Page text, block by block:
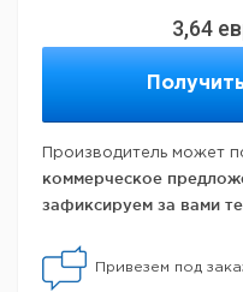
3,64
Производитель может
коммерческое
зафиксируем за вами
Привезем под